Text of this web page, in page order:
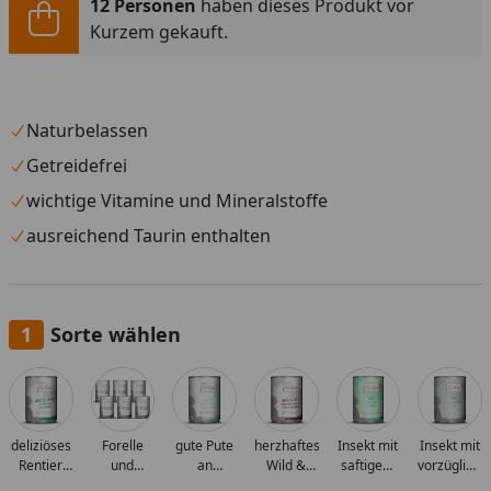
12 Personen haben dieses Produkt vor
Kurzem gekauft.
Naturbelassen
Getreidefrei
wichtige Vitamine und Mineralstoffe
ausreichend Taurin enthalten
Sorte wählen
Alle anzeigen (20)
deliziöses
Rentier
Forelle
und
gute Pute
an
herzhaftes
Wild &
Insekt mit
saftigem
Insekt mit